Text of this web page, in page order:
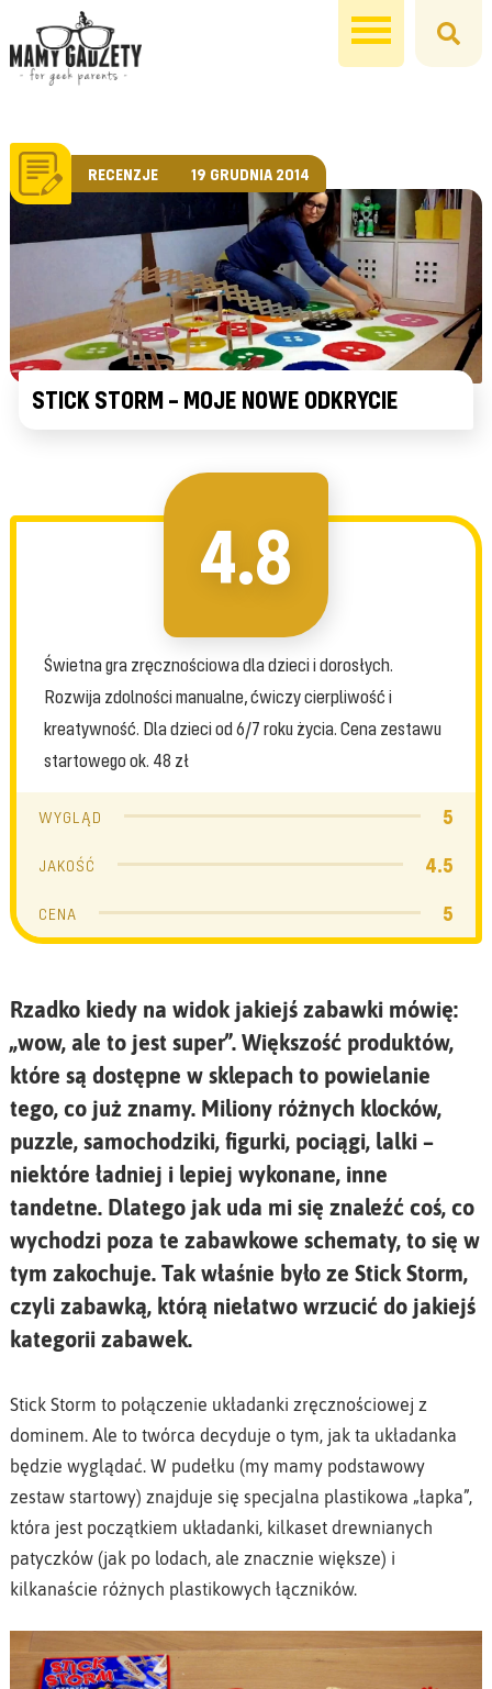
RECENZJE 19 GRUDNIA 2014
STICK STORM – MOJE NOWE ODKRYCIE
Świetna gra zręcznościowa dla dzieci i dorosłych.
Rozwija zdolności manualne, ćwiczy cierpliwość i
kreatywność. Dla dzieci od 6/7 roku życia. Cena zestawu
startowego ok. 48 zł
4.8
WYGLĄD 5
JAKOŚĆ 4.5
CENA 5
Rzadko kiedy na widok jakiejś zabawki mówię:
„wow, ale to jest super”. Większość produktów,
które są dostępne w sklepach to powielanie
tego, co już znamy. Miliony różnych klocków,
puzzle, samochodziki, figurki, pociągi, lalki –
niektóre ładniej i lepiej wykonane, inne
tandetne. Dlatego jak uda mi się znaleźć coś, co
wychodzi poza te zabawkowe schematy, to się w
tym zakochuje. Tak właśnie było ze Stick Storm,
czyli zabawką, którą niełatwo wrzucić do jakiejś
kategorii zabawek.
Stick Storm to połączenie układanki zręcznościowej z
dominem. Ale to twórca decyduje o tym, jak ta układanka
będzie wyglądać. W pudełku (my mamy podstawowy
zestaw startowy) znajduje się specjalna plastikowa „łapka”,
która jest początkiem układanki, kilkaset drewnianych
patyczków (jak po lodach, ale znacznie większe) i
kilkanaście różnych plastikowych łączników.